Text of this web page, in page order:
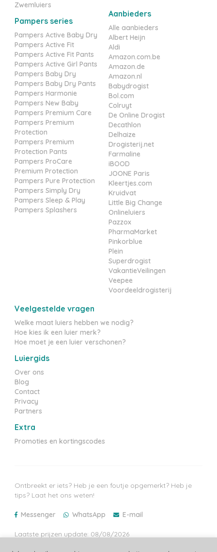
Zwemluiers
Pampers series
Pampers Active Baby Dry
Pampers Active Fit
Pampers Active Fit Pants
Pampers Active Girl Pants
Pampers Baby Dry
Pampers Baby Dry Pants
Pampers Harmonie
Pampers New Baby
Pampers Premium Care
Pampers Premium
Protection
Pampers Premium
Protection Pants
Pampers ProCare
Premium Protection
Pampers Pure Protection
Pampers Simply Dry
Pampers Sleep & Play
Pampers Splashers
Aanbieders
Alle aanbieders
Albert Heijn
Aldi
Amazon.com.be
Amazon.de
Amazon.nl
Babydrogist
Bol.com
Colruyt
De Online Drogist
Decathlon
Delhaize
Drogisterij.net
Farmaline
iBOOD
JOONE Paris
Kleertjes.com
Kruidvat
Little Big Change
Onlineluiers
Pazzox
PharmaMarket
Pinkorblue
Plein
Superdrogist
VakantieVeilingen
Veepee
Voordeeldrogisterij
Veelgestelde vragen
Welke maat luiers hebben we nodig?
Hoe kies ik een luier merk?
Hoe moet je een luier verschonen?
Luiergids
Over ons
Blog
Contact
Privacy
Partners
Extra
Promoties en kortingscodes
Ontbreekt er iets? Heb je een foutje opgemerkt? Heb je
tips? Laat het ons weten!
Messenger WhatsApp E-mail
Laatste prijzen update: 08/08/2026